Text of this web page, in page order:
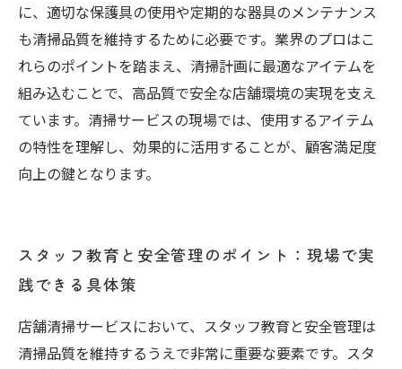
に、適切な保護具の使用や定期的な器具のメンテナンス
も清掃品質を維持するために必要です。業界のプロはこ
れらのポイントを踏まえ、清掃計画に最適なアイテムを
組み込むことで、高品質で安全な店舗環境の実現を支え
ています。清掃サービスの現場では、使用するアイテム
の特性を理解し、効果的に活用することが、顧客満足度
向上の鍵となります。
スタッフ教育と安全管理のポイント：現場で実
践できる具体策
店舗清掃サービスにおいて、スタッフ教育と安全管理は
清掃品質を維持するうえで非常に重要な要素です。スタ